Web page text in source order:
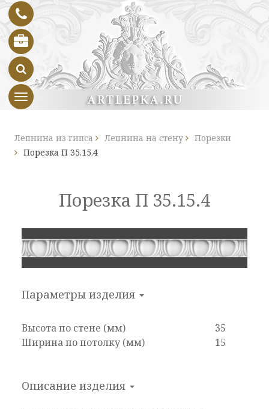
Toggle navigation
Лепнина из гипса Лепнина на стену
Порезки
Порезка П 35.15.4
Порезка П 35.15.4
Параметры изделия
Высота по стене (мм)
35
Ширина по потолку (мм)
15
Описание изделия